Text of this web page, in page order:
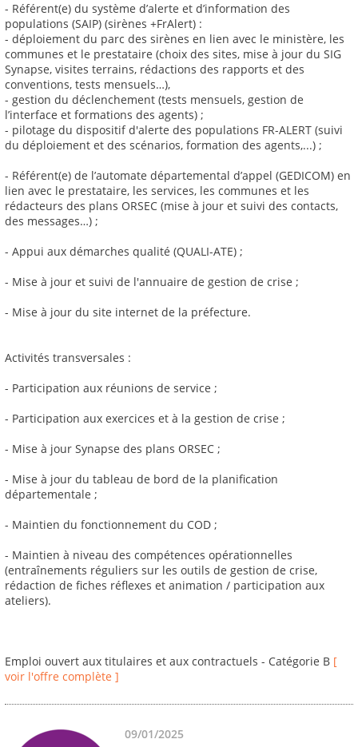
- Référent(e) du système d’alerte et d’information des
populations (SAIP) (sirènes +FrAlert) :
- déploiement du parc des sirènes en lien avec le ministère, les
communes et le prestataire (choix des sites, mise à jour du SIG
Synapse, visites terrains, rédactions des rapports et des
conventions, tests mensuels…),
- gestion du déclenchement (tests mensuels, gestion de
l’interface et formations des agents) ;
- pilotage du dispositif d'alerte des populations FR-ALERT (suivi
du déploiement et des scénarios, formation des agents,...) ;
- Référent(e) de l’automate départemental d’appel (GEDICOM) en
lien avec le prestataire, les services, les communes et les
rédacteurs des plans ORSEC (mise à jour et suivi des contacts,
des messages…) ;
- Appui aux démarches qualité (QUALI-ATE) ;
- Mise à jour et suivi de l'annuaire de gestion de crise ;
- Mise à jour du site internet de la préfecture.
Activités transversales :
- Participation aux réunions de service ;
- Participation aux exercices et à la gestion de crise ;
- Mise à jour Synapse des plans ORSEC ;
- Mise à jour du tableau de bord de la planification
départementale ;
- Maintien du fonctionnement du COD ;
- Maintien à niveau des compétences opérationnelles
(entraînements réguliers sur les outils de gestion de crise,
rédaction de fiches réflexes et animation / participation aux
ateliers).
Emploi ouvert aux titulaires et aux contractuels - Catégorie B [
voir l'offre complète ]
09/01/2025